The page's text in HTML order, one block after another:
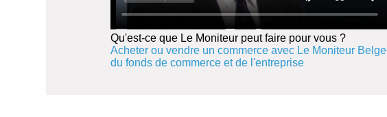
Qu'est-ce que Le Moniteur peut faire pour vous ?
Acheter ou vendre un commerce avec Le Moniteur Belge
du fonds de commerce et de l'entreprise